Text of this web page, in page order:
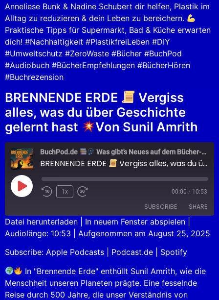
Anneliese Bunk & Nadine Schubert dir helfen, Plastik im
Alltag zu reduzieren & dein Leben zu bereichern.
Praktische Tipps für Supermarkt, Bad & Küche erwarten
dich! #Nachhaltigkeit #PlastikfreiLeben #DIY
#Umweltschutz #ZeroWaste #Bücher #BuchPod
#Audiobuch #BücherEmpfehlungen #BücherHören
#Buchrezension
BRENNENDE ERDE
Vergiss
alles, was du über Geschichte
gelernt hast
Von Sunil Amrith
BuchPod.de Was gibt's Neues auf dem Bücher-Markt?
BRENNENDE ERDE Vergiss alles, was du über Geschichte gelernt hast
1x 00:00 / 10:53
SUBSCRIBE SHARE
Apple Podcasts Podcast.de
Spotify
RSS FEED
SHARE
LINK
EMBED
Datei herunterladen In neuem Fenster abspielen
Audiolänge: 10:53
Aufgenommen am August 25, 2025
Subscribe: Apple Podcasts Podcast.de
Spotify
In "Brennende Erde" enthüllt Sunil Amrith, wie die
Menschheit unseren Planeten prägte. Eine fesselnde
Reise durch 500 Jahre, die unser Verständnis von